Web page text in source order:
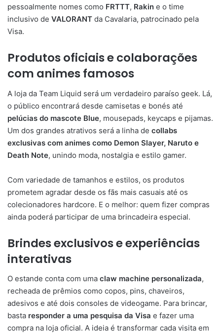
pessoalmente nomes como FRTTT, Rakin e o time
inclusivo de VALORANT da Cavalaria, patrocinado pela
Visa.
Produtos oficiais e colaborações
com animes famosos
A loja da Team Liquid será um verdadeiro paraíso geek. Lá,
o público encontrará desde camisetas e bonés até
pelúcias do mascote Blue, mousepads, keycaps e pijamas.
Um dos grandes atrativos será a linha de collabs
exclusivas com animes como Demon Slayer, Naruto e
Death Note, unindo moda, nostalgia e estilo gamer.
Com variedade de tamanhos e estilos, os produtos
prometem agradar desde os fãs mais casuais até os
colecionadores hardcore. E o melhor: quem fizer compras
ainda poderá participar de uma brincadeira especial.
Brindes exclusivos e experiências
interativas
O estande conta com uma claw machine personalizada,
recheada de prêmios como copos, pins, chaveiros,
adesivos e até dois consoles de videogame. Para brincar,
basta responder a uma pesquisa da Visa e fazer uma
compra na loja oficial. A ideia é transformar cada visita em